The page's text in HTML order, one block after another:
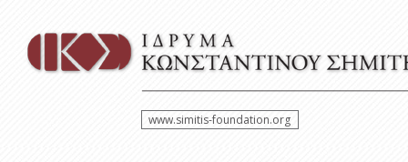
www.simitis-foundation.org